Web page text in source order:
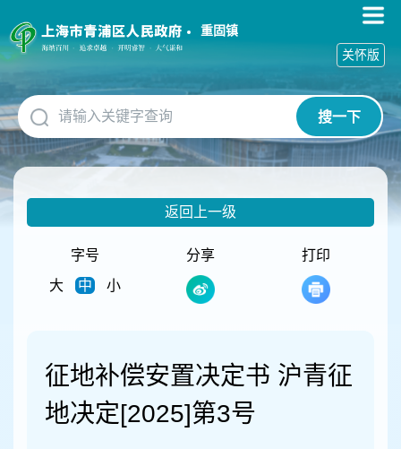
障
碍
作
说
明
跳
到
网
重固镇
搜一下
关怀版
返回上一级
字号
大
中 小
分享 打印
征地补偿安置决定书 沪青征
地决定[2025]第3号